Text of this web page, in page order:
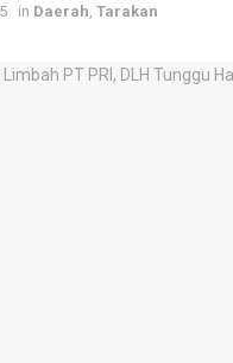
in Daerah Tarakan